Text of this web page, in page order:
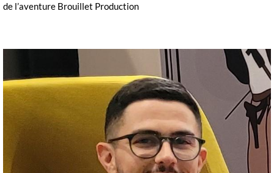
de l’aventure Brouillet Production